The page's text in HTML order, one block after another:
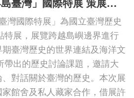
灣國際特展」為國立臺灣歷史
特展，展覽跨越島嶼邊界進行
臺灣歷史的世界連結及海洋文
帶出的歷史討論課題，邀請大
對話關於臺灣的歷史。本次展
館舍及私人藏家合作，借展許